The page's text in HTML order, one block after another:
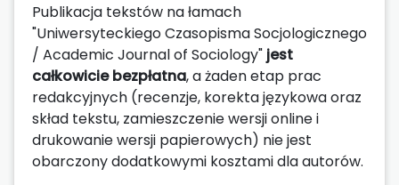
Publikacja tekstów na łamach
"Uniwersyteckiego Czasopisma Socjologicznego
/ Academic Journal of Sociology" jest
całkowicie bezpłatna, a żaden etap prac
redakcyjnych (recenzje, korekta językowa oraz
skład tekstu, zamieszczenie wersji online i
drukowanie wersji papierowych) nie jest
obarczony dodatkowymi kosztami dla autorów.